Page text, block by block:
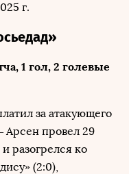
г.
1 гол, 2 голевые
за атакующего
Арсен провел 29
разогрелся ко
(2:0),